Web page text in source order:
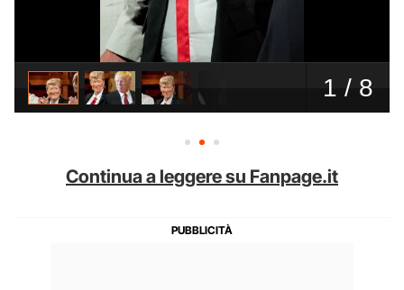
Continua a leggere su Fanpage.it